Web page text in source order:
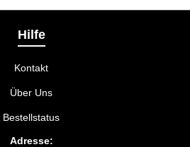
die am besten zu Ihnen
Hilfe
Kontakt
Über Uns
Bestellstatus
Adresse: